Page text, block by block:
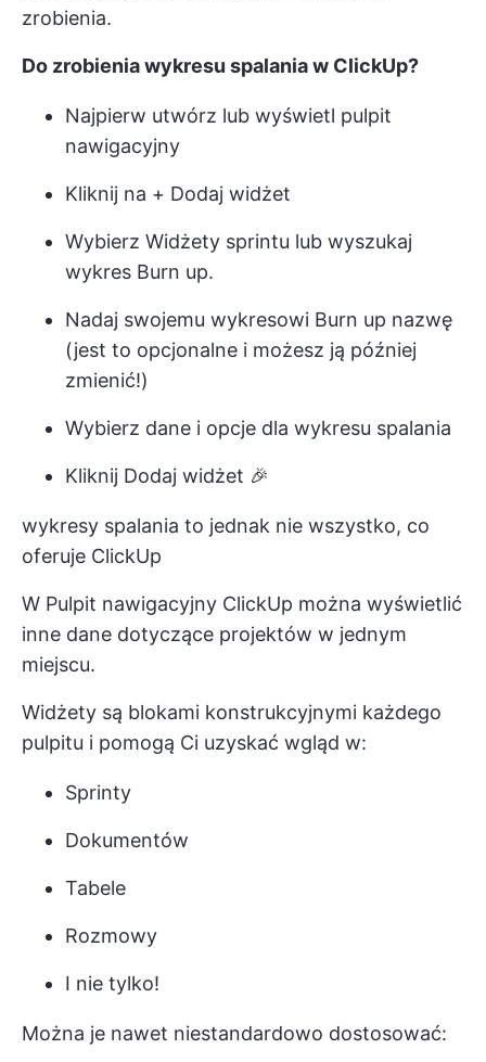
zrobienia.
Do zrobienia wykresu spalania w ClickUp?
Najpierw utwórz lub wyświetl pulpit
nawigacyjny
Kliknij na + Dodaj widżet
Wybierz Widżety sprintu lub wyszukaj
wykres Burn up.
Nadaj swojemu wykresowi Burn up nazwę
(jest to opcjonalne i możesz ją później
zmienić!)
Wybierz dane i opcje dla wykresu spalania
Kliknij Dodaj widżet 🎉
wykresy spalania to jednak nie wszystko, co
oferuje ClickUp
W Pulpit nawigacyjny ClickUp można wyświetlić
inne dane dotyczące projektów w jednym
miejscu.
Widżety są blokami konstrukcyjnymi każdego
pulpitu i pomogą Ci uzyskać wgląd w:
Sprinty
Dokumentów
Tabele
Rozmowy
I nie tylko!
Można je nawet niestandardowo dostosować: